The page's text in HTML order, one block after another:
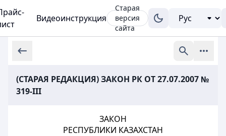
Видеоинструкция
Старая
версия
сайта
(СТАРАЯ РЕДАКЦИЯ) ЗАКОН РК ОТ 27.07.2007 №
319-III
ЗАКОН
РЕСПУБЛИКИ КАЗАХСТАН